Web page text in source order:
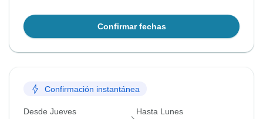
Confirmar fechas
Confirmación instantánea
Desde Jueves Hasta Lunes